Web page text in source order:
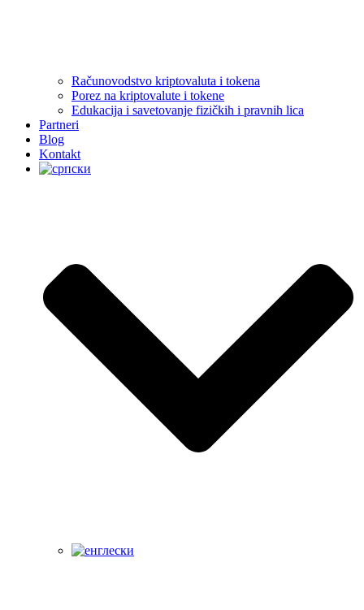
Računovodstvo kriptovaluta i tokena
Porez na kriptovalute i tokene
Edukacija i savetovanje fizičkih i pravnih lica
Partneri
Blog
Kontakt